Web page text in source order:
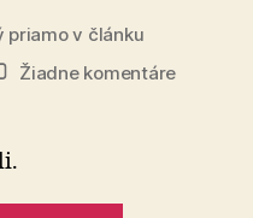
priamo v článku
Žiadne komentárena